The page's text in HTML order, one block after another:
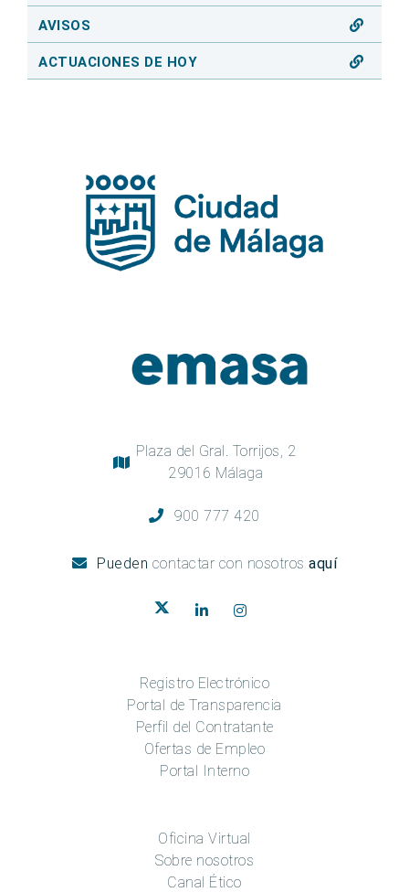
AVISOS
ACTUACIONES DE HOY
Plaza del Gral. Torrijos, 2
29016 Málaga
900 777 420
Pueden contactar con nosotros aquí
Registro Electrónico
Portal de Transparencia
Perfil del Contratante
Ofertas de Empleo
Portal Interno
Oficina Virtual
Sobre nosotros
Canal Ético